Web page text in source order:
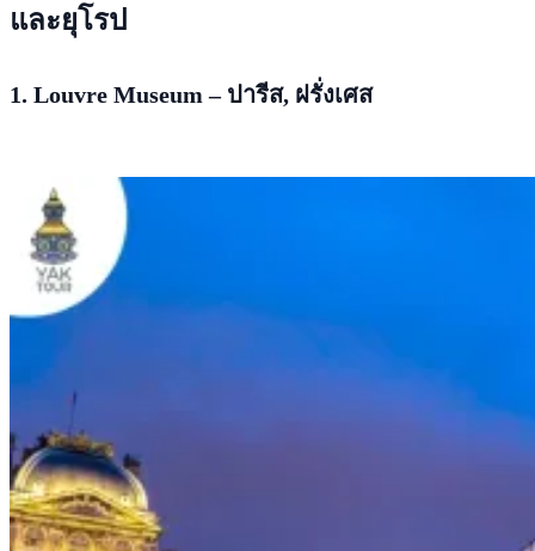
และยุโรป
1. Louvre Museum – ปารีส, ฝรั่งเศส